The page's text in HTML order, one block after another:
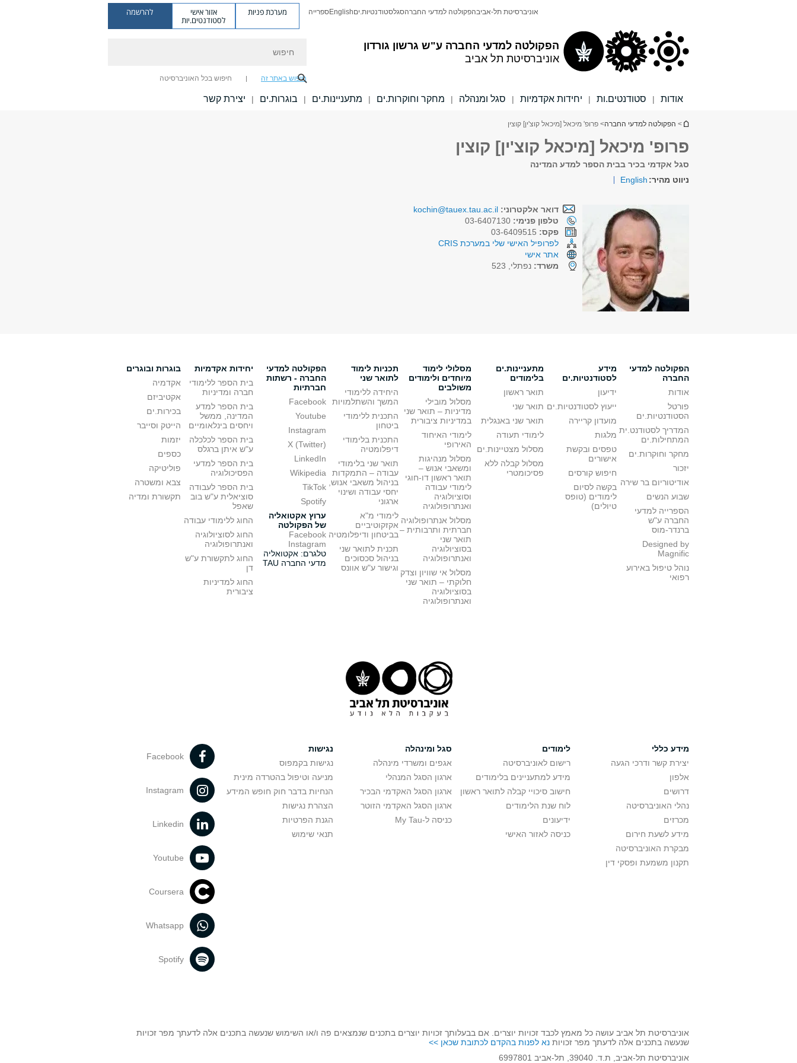
הפקולטה למדעי החברה ע"ש גרשון גורדון
אוניברסיטת תל אביב
אוניברסיטת תל-אביבהפקולטה למדעי החברהסגלסטודנטיות.יםEnglishספרייה מערכת פניות אזור אישי
לסטודנטים.יות
להרשמה
חיפוש באתר זה חיפוש בכל האוניברסיטה
אודות | סטודנטים.ות | יחידות אקדמיות | סגל ומנהלה | מחקר וחוקרות.ים | מתעניינות.ים | בוגרות.ים | יצירת קשר
הינך נמצא כאן
> הפקולטה למדעי החברה> פרופ' מיכאל [מיכאל קוצ'ין] קוצין
פרופ' מיכאל [מיכאל קוצ'ין] קוצין
סגל אקדמי בכיר בבית הספר למדע המדינה
ניווט מהיר: English
דואר אלקטרוני: kochin@tauex.tau.ac.il
טלפון פנימי:
פקס:
לפרופיל האישי שלי במערכת CRIS
אתר אישי
משרד: נפתלי, 523
הפקולטה למדעי
החברה
אודות
פורטל
הסטודנטיות.ים
המדריך לסטודנט.ית
המתחילות.ים
מחקר וחוקרות.ים
יזכור
אודיטוריום בר שירה
שבוע הנשים
הספרייה למדעי
החברה ע"ש
ברנדר-מוס
Designed by
Magnific
נוהל טיפול באירוע
רפואי
מידע
לסטודנטיות.ים
ידיעון
ייעוץ לסטודנטיות.ים
מועדון קריירה
מלגות
טפסים ובקשת
אישורים
חיפוש קורסים
בקשה לסיום
לימודים (טופס
טיולים)
מתעניינות.ים
בלימודים
תואר ראשון
תואר שני
תואר שני באנגלית
לימודי תעודה
מסלול מצטיינות.ים
מסלול קבלה ללא
פסיכומטרי
מסלולי לימוד
מיוחדים ולימודים
משולבים
מסלול מובילי
מדיניות – תואר שני
במדיניות ציבורית
לימודי האיחוד
האירופי
מסלול מנהיגות
ומשאבי אנוש –
תואר ראשון דו-חוגי
לימודי עבודה
וסוציולוגיה
ואנתרופולוגיה
מסלול אנתרופולוגיה
חברתית ותרבותית –
תואר שני
בסוציולוגיה
ואנתרופולוגיה
מסלול אי שוויון וצדק
חלוקתי – תואר שני
בסוציולוגיה
ואנתרופולוגיה
תכניות לימוד
לתואר שני
היחידה ללימודי
המשך והשתלמויות
התכנית ללימודי
ביטחון
התכנית בלימודי
דיפלומטיה
תואר שני בלימודי
עבודה – התמקדות
בניהול משאבי אנוש,
יחסי עבודה ושינוי
ארגוני
לימודי מ"א
אקזקוטיביים
בביטחון ודיפלומטיה
תכנית לתואר שני
בניהול סכסוכים
וגישור ע"ש אוונס
הפקולטה למדעי
החברה - רשתות
חברתיות
Facebook
Youtube
Instagram
X (Twitter)
LinkedIn
Wikipedia
TikTok
Spotify
ערוץ אקטואליה
של הפקולטה
Facebook
Instagram
טלגרם: אקטואליה
מדעי החברה TAU
יחידות אקדמיות
בית הספר ללימודי
חברה ומדיניות
בית הספר למדע
המדינה, ממשל
ויחסים בינלאומיים
בית הספר לכלכלה
ע"ש איתן ברגלס
בית הספר למדעי
הפסיכולוגיה
בית הספר לעבודה
סוציאלית ע"ש בוב
שאפל
החוג ללימודי עבודה
החוג לסוציולוגיה
ואנתרופולוגיה
החוג לתקשורת ע"ש
דן
החוג למדיניות
ציבורית
בוגרות ובוגרים
אקדמיה
אקטיביזם
בכירות.ים
הייטק וסייבר
יזמות
כספים
פוליטיקה
צבא ומשטרה
תקשורת ומדיה
מידע כללי
יצירת קשר ודרכי הגעה
אלפון
דרושים
נהלי האוניברסיטה
מכרזים
מידע לשעת חירום
מבקרת האוניברסיטה
תקנון משמעת ופסקי דין
לימודים
רישום לאוניברסיטה
מידע למתעניינים בלימודים
חישוב סיכויי קבלה לתואר ראשון
לוח שנת הלימודים
ידיעונים
כניסה לאזור האישי
סגל ומינהלה
אגפים ומשרדי מינהלה
ארגון הסגל המנהלי
ארגון הסגל האקדמי הבכיר
ארגון הסגל האקדמי הזוטר
כניסה ל-My Tau
נגישות
נגישות בקמפוס
מניעה וטיפול בהטרדה מינית
הנחיות בדבר חוק חופש המידע
הצהרת נגישות
הגנת הפרטיות
תנאי שימוש
Facebook
Instagram
Linkedin
Youtube
Coursera
Whatsapp
Spotify
אוניברסיטת תל אביב עושה כל מאמץ לכבד זכויות יוצרים. אם בבעלותך זכויות יוצרים בתכנים שנמצאים פה ו/או השימוש שנעשה בתכנים אלה לדעתך מפר זכויות
שנעשה בתכנים אלה לדעתך מפר זכויות נא לפנות בהקדם לכתובת שכאן >>
אוניברסיטת תל-אביב, ת.ד. 39040, תל-אביב 6997801